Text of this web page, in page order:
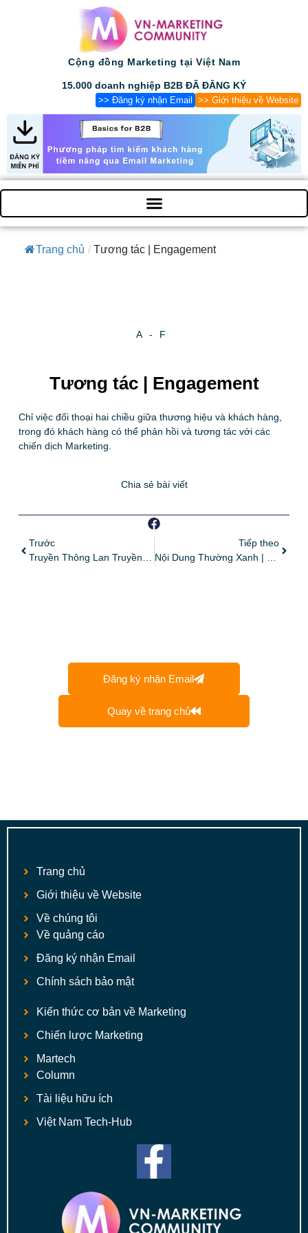
Cộng đồng Marketing tại Việt Nam
15.000 doanh nghiệp B2B ĐÃ ĐĂNG KÝ
>> Giới thiệu về Website
>> Đăng ký nhận Email
Trang chủ / Tương tác | Engagement
A-F
Tương tác | Engagement
Chỉ việc đối thoại hai chiều giữa thương hiệu và khách hàng,
trong đó khách hàng có thể phản hồi và tương tác với các
chiến dịch Marketing.
Chia sẻ bài viết
Trước
Truyền Thông Lan Truyền | Earned Media
Tiếp theo
Nội Dung Thường Xanh | Evergreen Content
Đăng ký nhận Email
Quay về trang chủ
Trang chủ
Giới thiệu về Website
Về chúng tôi
Về quảng cáo
Đăng ký nhận Email
Chính sách bảo mật
Kiến thức cơ bản về Marketing
Chiến lược Marketing
Martech
Column
Tài liệu hữu ích
Việt Nam Tech-Hub